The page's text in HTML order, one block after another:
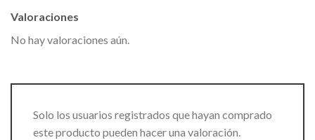
Valoraciones
No hay valoraciones aún.
Solo los usuarios registrados que hayan comprado
este producto pueden hacer una valoración.